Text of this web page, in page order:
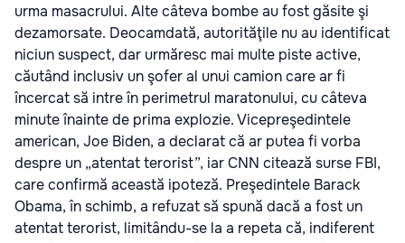
urma masacrului. Alte câteva bombe au fost găsite şi
dezamorsate. Deocamdată, autorităţile nu au identificat
niciun suspect, dar urmăresc mai multe piste active,
căutând inclusiv un şofer al unui camion care ar fi
încercat să intre în perimetrul maratonului, cu câteva
minute înainte de prima explozie. Vicepreşedintele
american, Joe Biden, a declarat că ar putea fi vorba
despre un „atentat terorist”, iar CNN citează surse FBI,
care confirmă această ipoteză. Preşedintele Barack
Obama, în schimb, a refuzat să spună dacă a fost un
atentat terorist, limitându-se la a repeta că, indiferent